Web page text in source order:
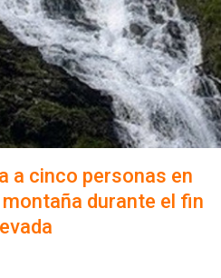
a cinco personas en
durante el fin